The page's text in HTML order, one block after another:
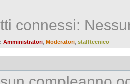
connessi:
Amministratori, Moderatori, stafftecnico